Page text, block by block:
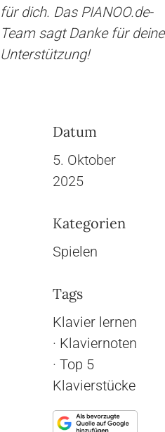
für dich. Das PIANOO.de-
Team sagt Danke für deine
Unterstützung!
Datum
5. Oktober
2025
Kategorien
Spielen
Tags
Klavier lernen
· Klaviernoten
· Top 5
Klavierstücke